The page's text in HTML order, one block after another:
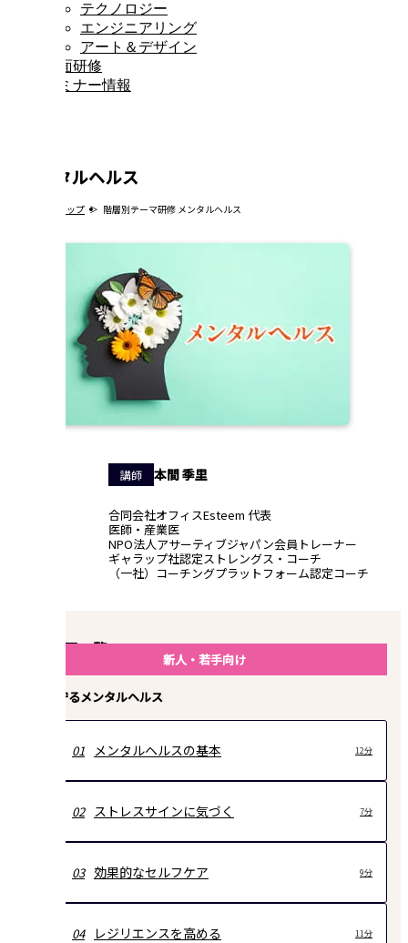
テクノロジー
エンジニアリング
アート＆デザイン
対面研修
セミナー情報
メンタルヘルス
トップ 階層別テーマ研修 メンタルヘルス
講師 本間 季里
合同会社オフィスEsteem 代表
医師・産業医
NPO法人アサーティブジャパン会員トレーナー
ギャラップ社認定ストレングス・コーチ
（一社）コーチングプラットフォーム認定コーチ
講座動画一覧
新人・若手向け
自身を守るメンタルヘルス
01 メンタルヘルスの基本 12分
02 ストレスサインに気づく 7分
03 効果的なセルフケア 9分
04 レジリエンスを高める 11分